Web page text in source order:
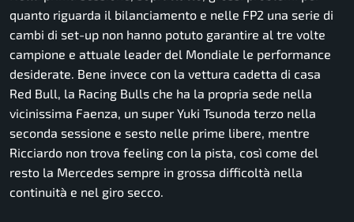
quanto riguarda il bilanciamento e nelle FP2 una serie di
cambi di set-up non hanno potuto garantire al tre volte
campione e attuale leader del Mondiale le performance
desiderate. Bene invece con la vettura cadetta di casa
Red Bull, la Racing Bulls che ha la propria sede nella
vicinissima Faenza, un super Yuki Tsunoda terzo nella
seconda sessione e sesto nelle prime libere, mentre
Ricciardo non trova feeling con la pista, così come del
resto la Mercedes sempre in grossa difficoltà nella
continuità e nel giro secco.